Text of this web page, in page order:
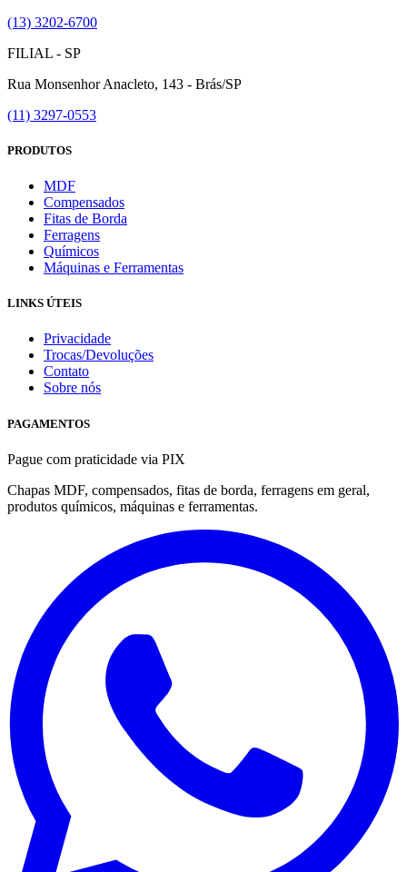
(13) 3202-6700
FILIAL - SP
Rua Monsenhor Anacleto, 143 - Brás/SP
(11) 3297-0553
PRODUTOS
MDF
Compensados
Fitas de Borda
Ferragens
Químicos
Máquinas e Ferramentas
LINKS ÚTEIS
Privacidade
Trocas/Devoluções
Contato
Sobre nós
PAGAMENTOS
Pague com praticidade via PIX
Chapas MDF, compensados, fitas de borda, ferragens em geral,
produtos químicos, máquinas e ferramentas.